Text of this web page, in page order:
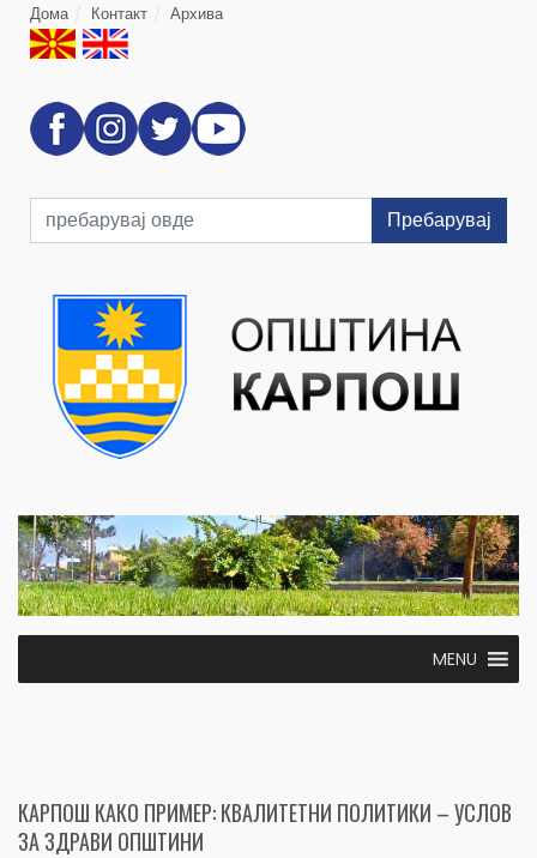
Дома Контакт Архива
Пребарувај
MENU
КАРПОШ КАКО ПРИМЕР: КВАЛИТЕТНИ ПОЛИТИКИ – УСЛОВ
ЗА ЗДРАВИ ОПШТИНИ